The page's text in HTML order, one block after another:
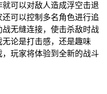
可以对敌人造成浮空击退
可以控制多名角色进行追
无缝连接，使击杀敌时战
论是打击感，还是趣味
玩家将体验到全新的战斗